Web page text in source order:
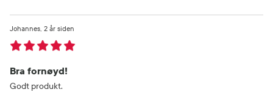
Bra fornøyd!
2 år siden
Johannes
Godt produkt.